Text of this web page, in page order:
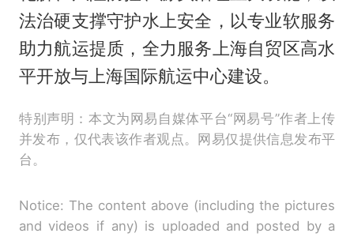
法治硬支撑守护水上安全，以专业软服务
助力航运提质，全力服务上海自贸区高水
平开放与上海国际航运中心建设。
特别声明：本文为网易自媒体平台“网易号”作者上传
并发布，仅代表该作者观点。网易仅提供信息发布平
台。
Notice: The content above (including the pictures
and videos if any) is uploaded and posted by a